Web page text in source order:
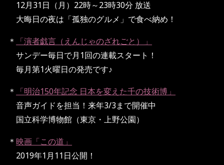
12月31日（月）22時～23時30分 放送
大晦日の夜は「孤独のグルメ」で食べ納め！
＊
「演者戯言（えんじゃのざれごと）」
サンデー毎日で月1回の連載スタート！
毎月第1火曜日の発売です♪
＊
「明治150年記念 日本を変えた千の技術博」
音声ガイドを担当！来年3/3まで開催中
国立科学博物館（東京・上野公園）
＊ 映画「この道」
2019年1月11日公開！